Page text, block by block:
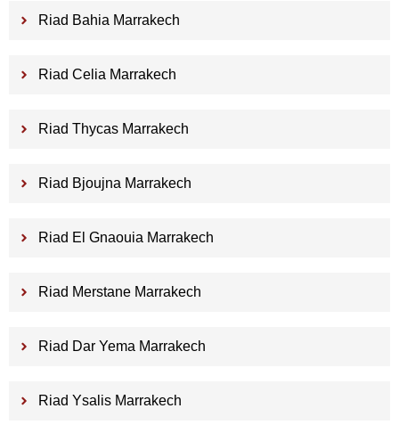
Riad Bahia Marrakech
Riad Celia Marrakech
Riad Thycas Marrakech
Riad Bjoujna Marrakech
Riad El Gnaouia Marrakech
Riad Merstane Marrakech
Riad Dar Yema Marrakech
Riad Ysalis Marrakech